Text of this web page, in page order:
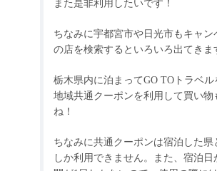
また是非利用したいです！
ちなみに宇都宮市や日光市もキャン
の店を検索するといろいろ出てきま
栃木県内に泊まってGO TO トラベル
地域共通クーポンを利用して買い物
ね！
ちなみに共通クーポンは宿泊した県
しか利用できません。また、宿泊日